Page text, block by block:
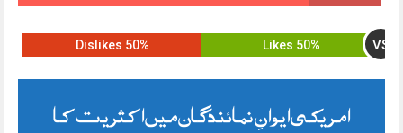
50% Likes VS
50% Dislikes
امریکی ایوانِ نمائندگان میں اکثریت کا